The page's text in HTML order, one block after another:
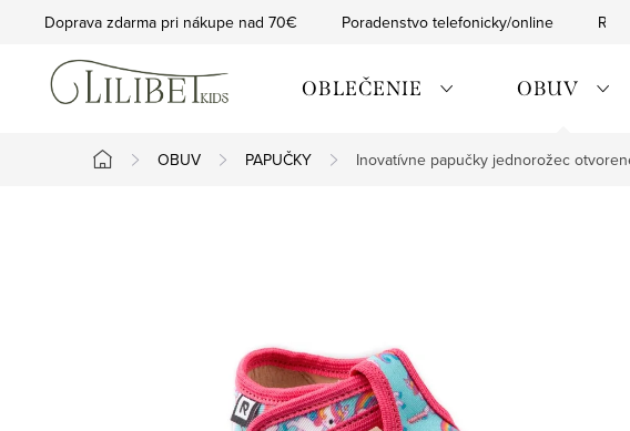
Doprava zdarma pri nákupe nad 70€ Poradenstvo telefonicky/online
OBLEČENIE OBUV
Domov
OBUV PAPUČKY Inovatívne papučky jednorožec